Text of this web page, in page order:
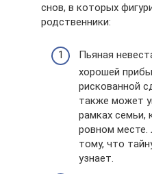
снов, в которых
родственники:
Пьяная
хорошей
рискованной
также может
рамках семьи,
ровном
тому, что
узнает.